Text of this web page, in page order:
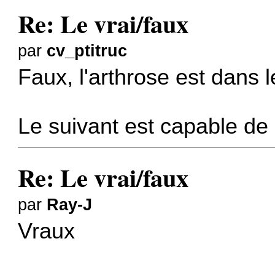
Re: Le vrai/faux
par cv_ptitruc
Faux, l'arthrose est dans
Le suivant est capable
Re: Le vrai/faux
par Ray-J
Vraux